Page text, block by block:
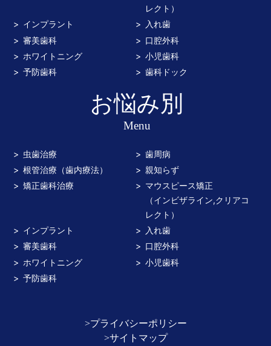
レクト）
インプラント
入れ歯
審美歯科
口腔外科
ホワイトニング
小児歯科
予防歯科
歯科ドック
お悩み別
Menu
虫歯治療
歯周病
根管治療（歯内療法）
親知らず
矯正歯科治療
マウスピース矯正
（インビザライン,クリアコ
レクト）
インプラント
入れ歯
審美歯科
口腔外科
ホワイトニング
小児歯科
予防歯科
>プライバシーポリシー
>サイトマップ